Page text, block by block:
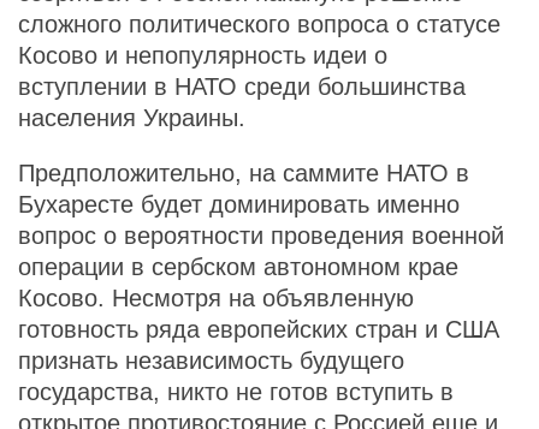
сложного политического вопроса о статусе
Косово и непопулярность идеи о
вступлении в НАТО среди большинства
населения Украины.
Предположительно, на саммите НАТО в
Бухаресте будет доминировать именно
вопрос о вероятности проведения военной
операции в сербском автономном крае
Косово. Несмотря на объявленную
готовность ряда европейских стран и США
признать независимость будущего
государства, никто не готов вступить в
открытое противостояние с Россией еще и